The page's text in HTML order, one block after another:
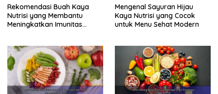
Rekomendasi Buah Kaya
Nutrisi yang Membantu
Meningkatkan Imunitas
Mengenal Sayuran Hijau
Kaya Nutrisi yang Cocok
untuk Menu Sehat Modern